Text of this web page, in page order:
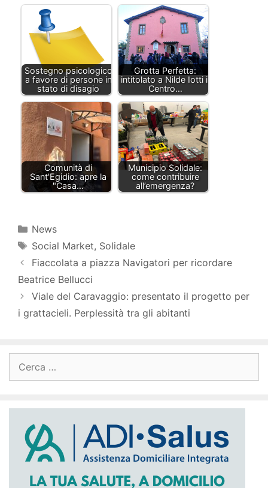
Sostegno psicologico
a favore di persone in
stato di disagio
Grotta Perfetta:
intitolato a Nilde Iotti il
Centro…
Comunità di
Sant'Egidio: apre la
"Casa…
Municipio Solidale:
come contribuire
all’emergenza?
Categorie
News
Tag
Social Market, Solidale
Fiaccolata a piazza Navigatori per ricordare
Beatrice Bellucci
Viale del Caravaggio: presentato il progetto per
i grattacieli. Perplessità tra gli abitanti
per: